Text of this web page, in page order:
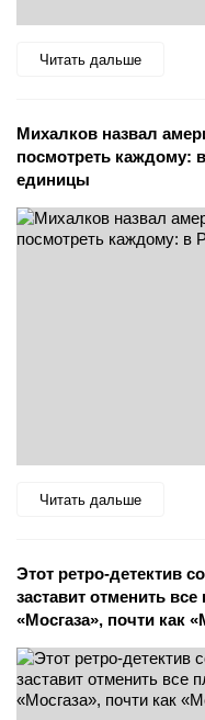
Читать дальше
Михалков назвал
посмотреть каждому:
единицы
Читать дальше
Этот ретро-детектив
заставит отменить
«Мосгаза», почти как